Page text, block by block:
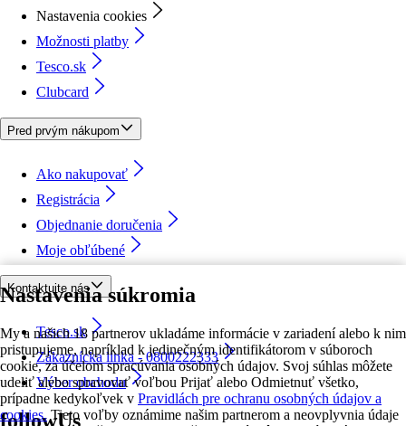
Nastavenia súkromia
My a našich 18 partnerov ukladáme informácie v zariadení alebo k nim
pristupujeme, napríklad k jedinečným identifikátorom v súboroch
cookie, za účelom spracúvania osobných údajov. Svoj súhlas môžete
udeliť alebo spravovať voľbou Prijať alebo Odmietnuť všetko,
prípadne kedykoľvek v Pravidlách pre ochranu osobných údajov a
cookies. Tieto voľby oznámime našim partnerom a neovplyvnia údaje
Nastavenia cookies
Možnosti platby
Tesco.sk
Clubcard
Pred prvým nákupom
Ako nakupovať
Registrácia
Objednanie doručenia
Moje obľúbené
Kontaktujte nás
Tesco.sk
Zákaznícka linka - 0800222333
Výber obchodu
followUs